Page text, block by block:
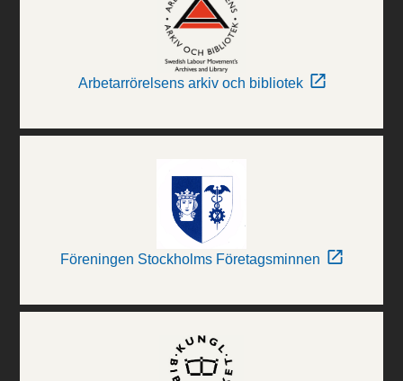
Arbetarrörelsens arkiv och bibliotek
Föreningen Stockholms Företagsminnen